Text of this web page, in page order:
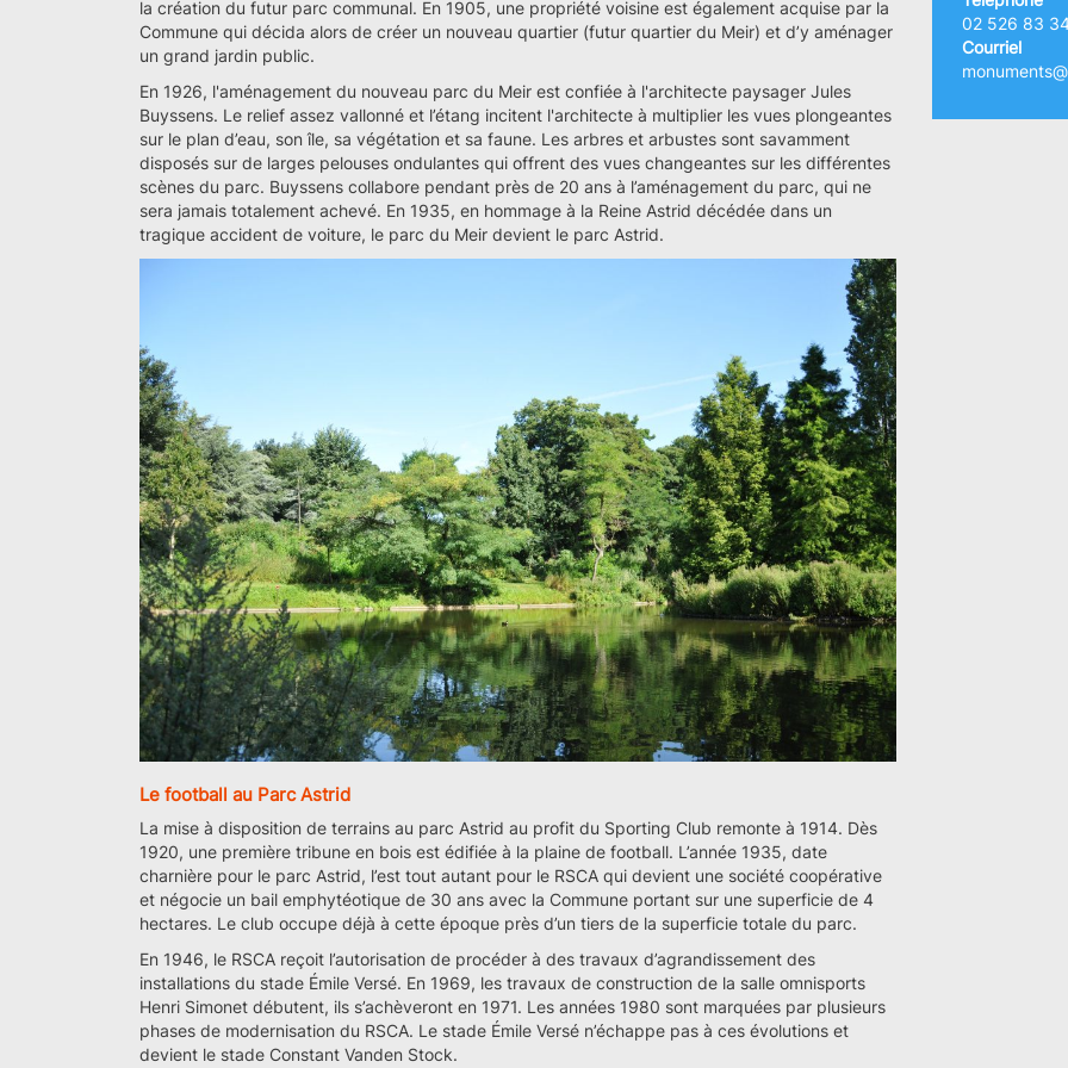
02 526 83
Courriel
la création du futur parc communal. En 1905, une propriété voisine est également acquise par la
Commune qui décida alors de créer un nouveau quartier (futur quartier du Meir) et d’y aménager
un grand jardin public.
En 1926, l'aménagement du nouveau parc du Meir est confiée à l'architecte paysager Jules
Buyssens. Le relief assez vallonné et l’étang incitent l'architecte à multiplier les vues plongeantes
sur le plan d’eau, son île, sa végétation et sa faune. Les arbres et arbustes sont savamment
disposés sur de larges pelouses ondulantes qui offrent des vues changeantes sur les différentes
scènes du parc. Buyssens collabore pendant près de 20 ans à l’aménagement du parc, qui ne
sera jamais totalement achevé. En 1935, en hommage à la Reine Astrid décédée dans un
tragique accident de voiture, le parc du Meir devient le parc Astrid.
Le football au Parc Astrid
La mise à disposition de terrains au parc Astrid au profit du Sporting Club remonte à 1914. Dès
1920, une première tribune en bois est édifiée à la plaine de football. L’année 1935, date
charnière pour le parc Astrid, l’est tout autant pour le RSCA qui devient une société coopérative
et négocie un bail emphytéotique de 30 ans avec la Commune portant sur une superficie de 4
hectares. Le club occupe déjà à cette époque près d’un tiers de la superficie totale du parc.
En 1946, le RSCA reçoit l’autorisation de procéder à des travaux d’agrandissement des
installations du stade Émile Versé. En 1969, les travaux de construction de la salle omnisports
Henri Simonet débutent, ils s’achèveront en 1971. Les années 1980 sont marquées par plusieurs
phases de modernisation du RSCA. Le stade Émile Versé n’échappe pas à ces évolutions et
devient le stade Constant Vanden Stock.